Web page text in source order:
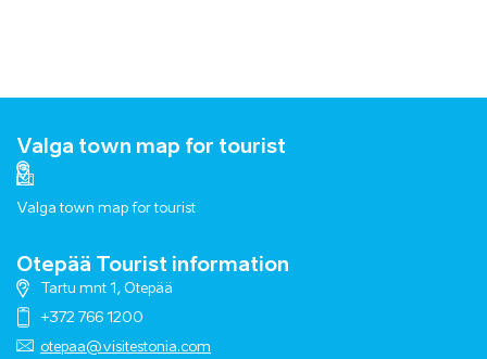
Valga town map for tourist
Valga town map for tourist
Otepää Tourist information
Tartu mnt 1, Otepää
+372 766 1200
otepaa@visitestonia.com